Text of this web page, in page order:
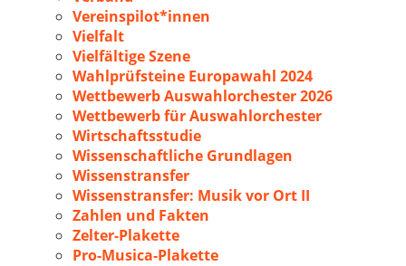
Vereinspilot*innen
Vielfalt
Vielfältige Szene
Wahlprüfsteine Europawahl 2024
Wettbewerb Auswahlorchester 2026
Wettbewerb für Auswahlorchester
Wirtschaftsstudie
Wissenschaftliche Grundlagen
Wissenstransfer
Wissenstransfer: Musik vor Ort II
Zahlen und Fakten
Zelter-Plakette
Pro-Musica-Plakette